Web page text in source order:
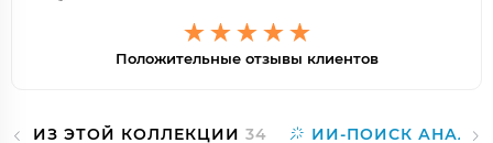
Положительные отзывы клиентов
ИЗ ЭТОЙ КОЛЛЕКЦИИ 34 ИИ-ПОИСК